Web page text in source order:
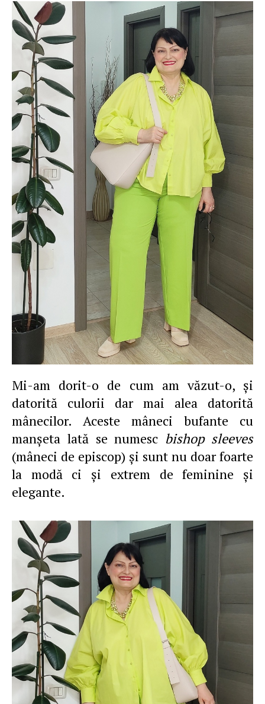
Mi-am dorit-o de cum am văzut-o, şi
datorită culorii dar mai alea datorită
mânecilor. Aceste mâneci bufante cu
manşeta lată se numesc bishop sleeves
(mâneci de episcop) şi sunt nu doar foarte
la modă ci şi extrem de feminine şi
elegante.